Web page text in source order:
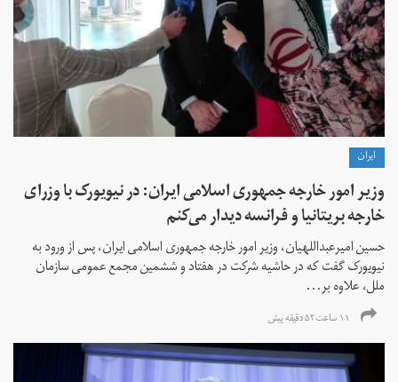
ايران
وزیر امور خارجه جمهوری اسلامی ایران: در نیویورک با وزرای
خارجه بریتانیا و فرانسه دیدار می‌کنم
حسین امیرعبداللهیان، وزیر امور خارجه جمهوری اسلامی ایران، پس از ورود به
نیویورک گفت که در حاشیه شرکت در هفتاد و ششمین مجمع عمومی سازمان
ملل، علاوه بر...
۱۱ ساعت ۵۲ دقیقه پیش